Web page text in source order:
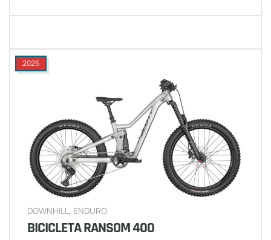
2025
DOWNHILL , ENDURO
BICICLETA RANSOM 400